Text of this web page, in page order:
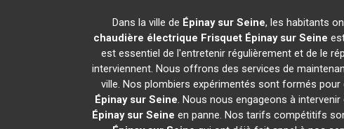
Dans la ville de Épinay sur Seine, les habitants
chaudière électrique Frisquet Épinay sur Seine
est essentiel de l'entretenir régulièrement et de le
interviennent. Nous offrons des services de
ville. Nos plombiers expérimentés sont formés
Épinay sur Seine. Nous nous engageons à
Épinay sur Seine en panne. Nos tarifs compétitifs